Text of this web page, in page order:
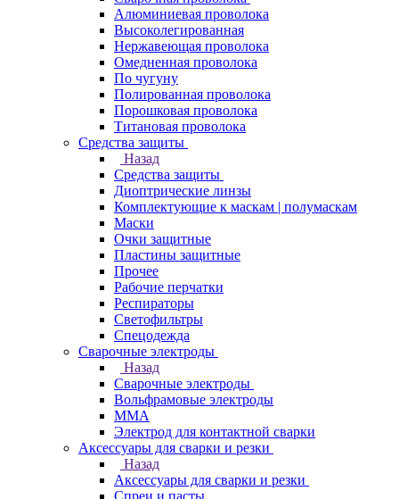
Алюминиевая проволока
Высоколегированная
Нержавеющая проволока
Омедненная проволока
По чугуну
Полированная проволока
Порошковая проволока
Титановая проволока
Средства защиты
Назад
Средства защиты
Диоптрические линзы
Комплектующие к маскам | полумаскам
Маски
Очки защитные
Пластины защитные
Прочее
Рабочие перчатки
Респираторы
Светофильтры
Спецодежда
Сварочные электроды
Назад
Сварочные электроды
Вольфрамовые электроды
ММА
Электрод для контактной сварки
Аксессуары для сварки и резки
Назад
Аксессуары для сварки и резки
Спреи и пасты